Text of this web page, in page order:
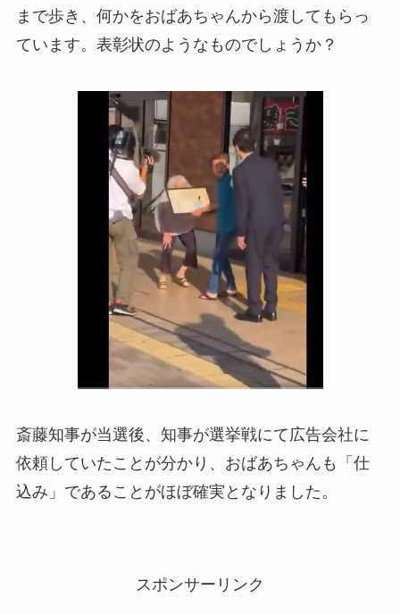
まで歩き、何かをおばあちゃんから渡してもらっ
ています。表彰状のようなものでしょうか？
斎藤知事が当選後、知事が選挙戦にて広告会社に
依頼していたことが分かり、おばあちゃんも「仕
込み」であることがほぼ確実となりました。
スポンサーリンク